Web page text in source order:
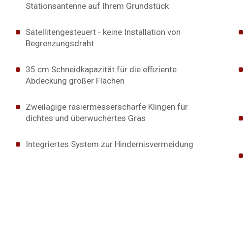
Stationsantenne auf Ihrem Grundstück
Satellitengesteuert - keine Installation von
Begrenzungsdraht
35 cm Schneidkapazität für die effiziente
Abdeckung großer Flächen
Zweilagige rasiermesserscharfe Klingen für
dichtes und überwuchertes Gras
Integriertes System zur Hindernisvermeidung